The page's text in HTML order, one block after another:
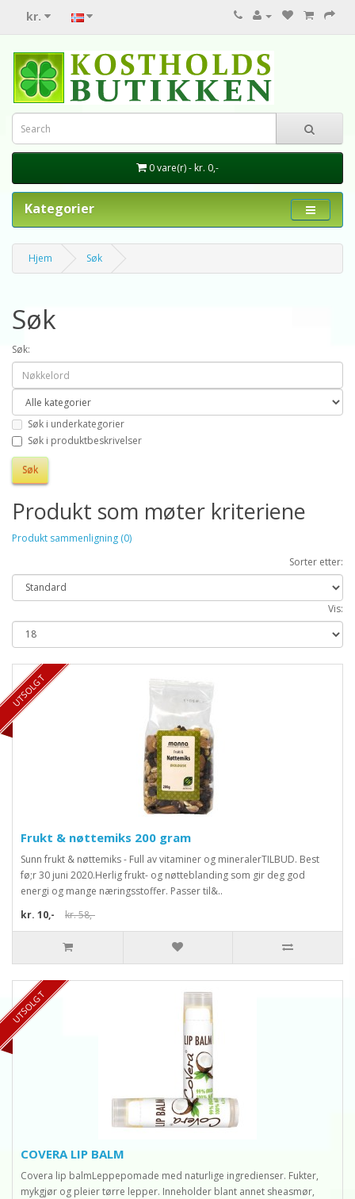
kr.
0 vare(r) - kr. 0,-
Kategorier
Hjem Søk
Søk
Søk:
Søk i underkategorier
Søk i produktbeskrivelser
Produkt som møter kriteriene
Produkt sammenligning (0)
Sorter etter:
Vis:
TILBUD 83%
UTSOLGT
Frukt & nøttemiks 200 gram
Sunn frukt & nøttemiks - Full av vitaminer og mineralerTILBUD. Best
fø;r 30 juni 2020.Herlig frukt- og nøtteblanding som gir deg god
energi og mange næringsstoffer. Passer til&..
kr. 10,-
kr. 58,-
UTSOLGT
COVERA LIP BALM
Covera lip balmLeppepomade med naturlige ingredienser. Fukter,
mykgjør og pleier tørre lepper. Inneholder blant annet sheasmør,